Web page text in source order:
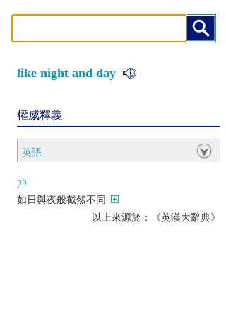
like night and day
權威釋義
英語
ph.
如日與夜般截然不同
以上來源於：《英漢大辭典》